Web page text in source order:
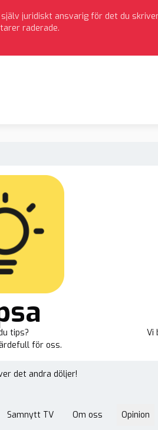
juridiskt ansvarig för det du
raderade.
tips?
för oss.
Vi
det andra döljer!
Samnytt TV Om oss Opinion